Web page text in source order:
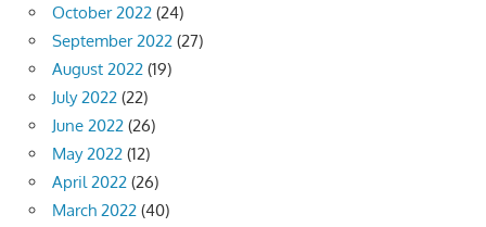
October 2022 (24)
September 2022 (27)
August 2022 (19)
July 2022 (22)
June 2022 (26)
May 2022 (12)
April 2022 (26)
March 2022 (40)